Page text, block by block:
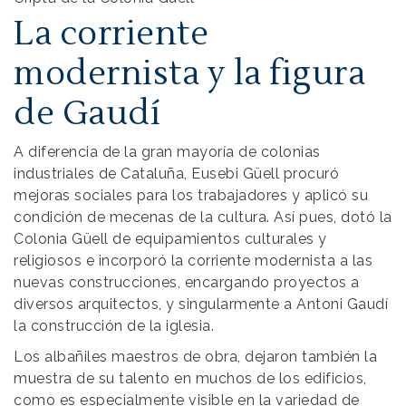
La corriente
modernista y la figura
de Gaudí
A diferencia de la gran mayoría de colonias
industriales de Cataluña, Eusebi Güell procuró
mejoras sociales para los trabajadores y aplicó su
condición de mecenas de la cultura. Así pues, dotó la
Colonia Güell de equipamientos culturales y
religiosos e incorporó la corriente modernista a las
nuevas construcciones, encargando proyectos a
diversos arquitectos, y singularmente a Antoni Gaudí
la construcción de la iglesia.
Los albañiles maestros de obra, dejaron también la
muestra de su talento en muchos de los edificios,
como es especialmente visible en la variedad de